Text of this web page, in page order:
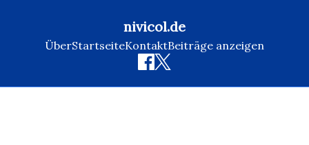
nivicol.de
ÜberStartseiteKontaktBeiträge anzeigen